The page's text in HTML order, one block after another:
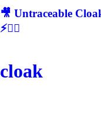
🎥 Untraceable
⚡🕵‍♂
cloak